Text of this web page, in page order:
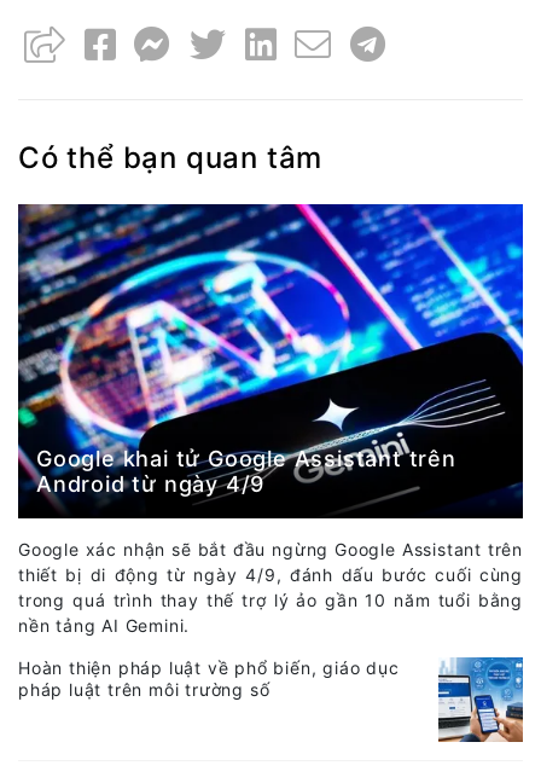
Có thể bạn quan tâm
Google khai tử Google Assistant trên
Android từ ngày 4/9
Google xác nhận sẽ bắt đầu ngừng Google Assistant trên
thiết bị di động từ ngày 4/9, đánh dấu bước cuối cùng
trong quá trình thay thế trợ lý ảo gần 10 năm tuổi bằng
nền tảng AI Gemini.
Hoàn thiện pháp luật về phổ biến, giáo dục
pháp luật trên môi trường số